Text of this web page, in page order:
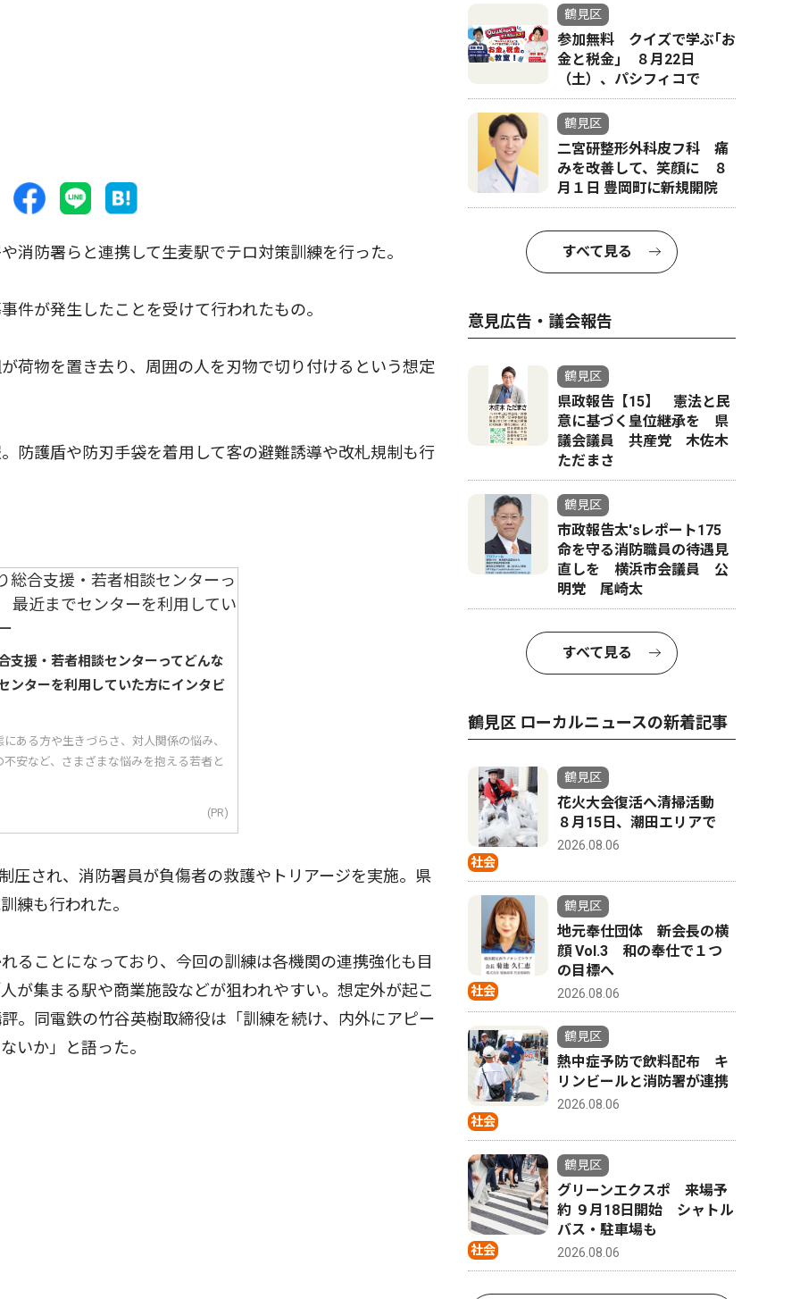
防署らと連携して生麦駅でテロ対策訓練を行った。
が発生したことを受けて行われたもの。
物を置き去り、周囲の人を刃物で切り付けるという想定
護盾や防刃手袋を着用して客の避難誘導や改札規制も行
支援・若者相談センターってどんな
ターを利用していた方にインタビ
ある方や生きづらさ、対人関係の悩み、
安など、さまざまな悩みを抱える若者と
(PR)
され、消防署員が負傷者の救護やトリアージを実施。県
練も行われた。
ことになっており、今回の訓練は各機関の連携強化も目
が集まる駅や商業施設などが狙われやすい。想定外が起こ
。同電鉄の竹谷英樹取締役は「訓練を続け、内外にアピー
いか」と語った。
鶴見区
参加無料 クイズで学ぶ｢お
金と税金｣ ８月22日
（土）、パシフィコで
鶴見区
二宮研整形外科皮フ科 痛
みを改善して、笑顔に ８
月１日 豊岡町に新規開院
すべて見る
意見広告・議会報告
鶴見区
県政報告【15】 憲法と民
意に基づく皇位継承を 県
議会議員 共産党 木佐木
ただまさ
鶴見区
市政報告太'sレポート175
命を守る消防職員の待遇見
直しを 横浜市会議員 公
明党 尾崎太
すべて見る
鶴見区 ローカルニュースの新着記事
社会
鶴見区
花火大会復活へ清掃活動
８月15日、潮田エリアで
2026.08.06
社会
鶴見区
地元奉仕団体 新会長の横
顔 Vol.3 和の奉仕で１つ
の目標へ
2026.08.06
社会
鶴見区
熱中症予防で飲料配布 キ
リンビールと消防署が連携
2026.08.06
社会
鶴見区
グリーンエクスポ 来場予
約 ９月18日開始 シャトル
バス・駐車場も
2026.08.06